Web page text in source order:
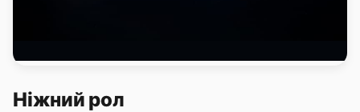
Ніжний рол